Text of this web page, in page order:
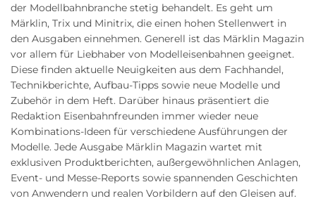
der Modellbahnbranche stetig behandelt. Es geht um
Märklin, Trix und Minitrix, die einen hohen Stellenwert in
den Ausgaben einnehmen. Generell ist das Märklin Magazin
vor allem für Liebhaber von Modelleisenbahnen geeignet.
Diese finden aktuelle Neuigkeiten aus dem Fachhandel,
Technikberichte, Aufbau-Tipps sowie neue Modelle und
Zubehör in dem Heft. Darüber hinaus präsentiert die
Redaktion Eisenbahnfreunden immer wieder neue
Kombinations-Ideen für verschiedene Ausführungen der
Modelle. Jede Ausgabe Märklin Magazin wartet mit
exklusiven Produktberichten, außergewöhnlichen Anlagen,
Event- und Messe-Reports sowie spannenden Geschichten
von Anwendern und realen Vorbildern auf den Gleisen auf.